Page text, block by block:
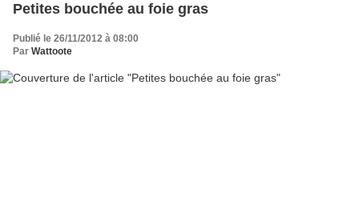
Petites bouchée au foie gras
Publié le 26/11/2012 à 08:00
Par Wattoote